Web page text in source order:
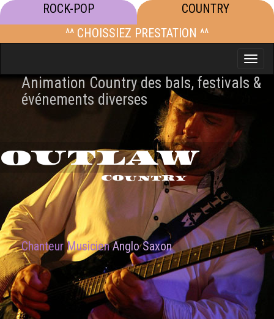
ROCK-POP
COUNTRY
^^ CHOISSIEZ PRESTATION ^^
Toggle
Animation Country des bals, festivals &
événements diverses
OUTLAW
COUNTRY
Chanteur MusicienAnglo Saxon